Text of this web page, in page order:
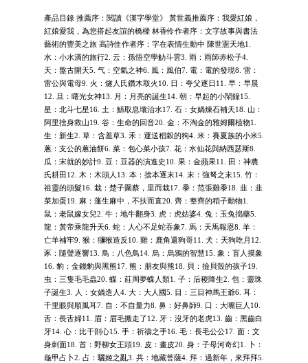
產品目錄 推薦序：閱讀《漢字學堂》 黃世義推薦序：我愛紅娘，
紅娘愛我，為您搭起友誼的橋樑 林香伶作者序：文字故事與書法
藝術的豐美之旅 高詩佳作者序：字在表情生動中 陳世憲天地1.
水：小水滴的旅行2. 云：孫悟空學觔斗雲3. 雨：雨師赤松子4.
天：盤古開天5. 气：空氣之神6. 風：風伯7. 電：電的發現8. 雷：
雷公與電母9. 火：燧人氏鑽木取火10. 日：夸父逐日11. 早：早晨
12. 旦：曙光女神13. 月：月亮的誕生14. 朝：早起的小鬧鐘15.
星：北斗七星16. 土：鯀取息壤治水17. 石：女媧煉石補天18. 山：
阿里捨身救山19. 谷：生命的回音20. 金：不淘金的雅姆爾植物1.
生：新生2. 草：含羞草3. 禾：運送稻榖的狗4. 米：賽夏族的小米5.
蔥：支公的蔥油餅6. 菜：包心菜小孩7. 花：水仙花與納西瑟斯8.
瓜：宋就的妙計9. 豆：豆器的演進史10. 果：金蘋果11. 田：神農
氏耕田12. 木：木頭人13. 本：捨本逐末14. 末：強弩之末15. 竹：
祖靈的頭髮16. 栽：楚子圍蔡，里而栽17. 黍：范張雞黍18. 韭：韭
菜加蛋19. 麻：蓬生麻中，不扶而直20. 齊：整齊的稻子動物1.
鼠：老鼠嫁女兒2. 牛：地牛翻身3. 虎：虎姑婆4. 兔：玉兔搗藥5.
龍：黃帝乘龍升天6. 蛇：人心不足蛇吞象7. 馬：天馬報恩8. 羊：
亡羊補牢9. 猴：獼猴造反10. 雞：鹿角還狗哥11. 犬：天狗吃月12.
豕：隨聲逐響13. 鳥：八色鳥14. 烏：烏鴉的智慧15. 象：盲人摸象
16. 豹：金錢豹與黑熊17. 熊：朋友與熊18. 貝：撿貝殼的孩子19.
虫：三隻毛毛蟲20. 蝶：莊周夢蝶人類1. 子：后稷降生2. 包：靈珠
子誕生3. 人：女媧造人4. 大：大人國5. 目：三目神馬王爺6. 耳：
千里眼與順風耳7. 自：不自量力8. 鼻：好鼻師9. 口：大嘴巨人10.
舌：長舌婦11. 眉：眉毛搬走了12. 牙：沒牙的老虎13. 齒：黑齒白
牙14. 心：比干剖心15. 手：祈禱之手16. 毛：長毛公公17. 面：文
身刺面18. 首：野柳女王頭19. 皮：畫皮20. 身：子母河奇幻1. 卜：
龜甲占卜2. 占：驪姬之亂3. 共：地藏菩薩4. 拜：過新年，來拜拜5.